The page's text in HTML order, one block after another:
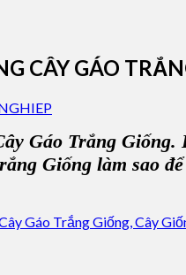
CÂY GÁO
Gáo Trắng
Giống làm sao